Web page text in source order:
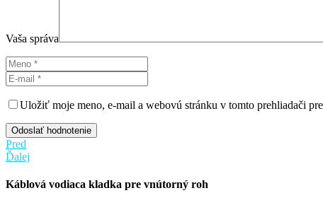
Vaša správa
Uložiť moje meno, e-mail a webovú stránku v tomto prehliadači
Odoslať hodnotenie
Pred
Ďalej
Káblová vodiaca kladka pre vnútorný roh